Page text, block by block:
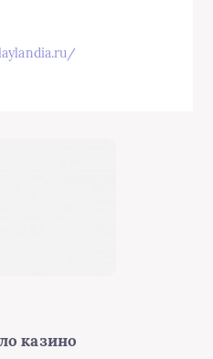
казино